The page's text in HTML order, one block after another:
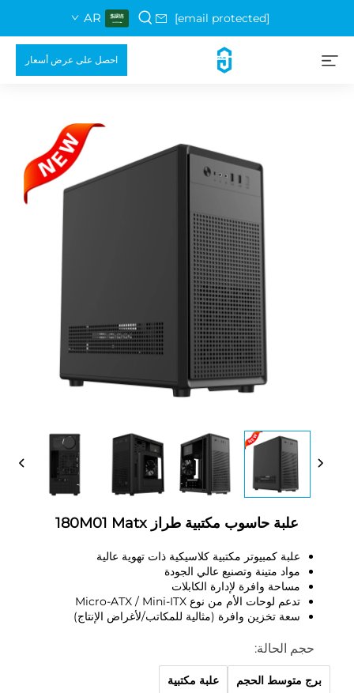
[email protected]
AR
احصل على عرض أسعار
علبة حاسوب مكتبية طراز 180M01 Matx
علبة كمبيوتر مكتبية كلاسيكية ذات تهوية عالية
مواد متينة وتصنيع عالي الجودة
مساحة وافرة لإدارة الكابلات
تدعم لوحات الأم من نوع Micro-ATX / Mini-ITX
سعة تخزين وافرة (مثالية للمكاتب/لأغراض الإنتاج)
حجم الحالة:
برج متوسط الحجم علبة مكتبية